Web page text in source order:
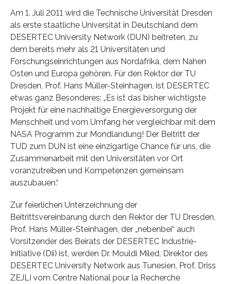
Am 1. Juli 2011 wird die Technische Universität Dresden
als erste staatliche Universität in Deutschland dem
DESERTEC University Network (DUN) beitreten, zu
dem bereits mehr als 21 Universitäten und
Forschungseinrichtungen aus Nordafrika, dem Nahen
Osten und Europa gehören. Für den Rektor der TU
Dresden, Prof. Hans Müller-Steinhagen, ist DESERTEC
etwas ganz Besonderes: „Es ist das bisher wichtigste
Projekt für eine nachhaltige Energieversorgung der
Menschheit und vom Umfang her vergleichbar mit dem
NASA Programm zur Mondlandung! Der Beitritt der
TUD zum DUN ist eine einzigartige Chance für uns, die
Zusammenarbeit mit den Universitäten vor Ort
voranzutreiben und Kompetenzen gemeinsam
auszubauen.“
Zur feierlichen Unterzeichnung der
Beitrittsvereinbarung durch den Rektor der TU Dresden,
Prof. Hans Müller-Steinhagen, der „nebenbei“ auch
Vorsitzender des Beirats der DESERTEC Industrie-
Initiative (Dii) ist, werden Dr. Mouldi Miled, Direktor des
DESERTEC University Network aus Tunesien, Prof. Driss
ZEJLI vom Centre National pour la Recherche